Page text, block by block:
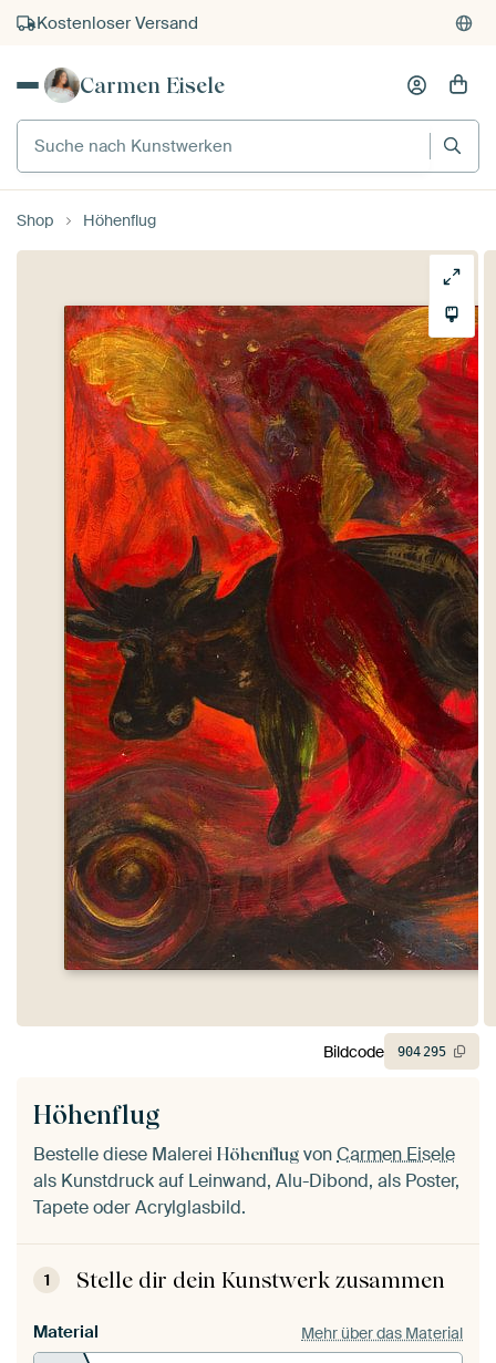
Kostenloser Versand
Kauf auf Rechnung
Carmen Eisele
Suche nach Kunstwerken
Shop Höhenflug
Höhenflug
Bestelle diese Malerei Höhenflug vonCarmen Eisele
als Kunstdruck auf Leinwand, Alu-Dibond, als Poster,
Tapete oder Acrylglasbild.
1 Stelle dir dein Kunstwerk zusammen
Material Mehr über das Material
Bildcode 904295